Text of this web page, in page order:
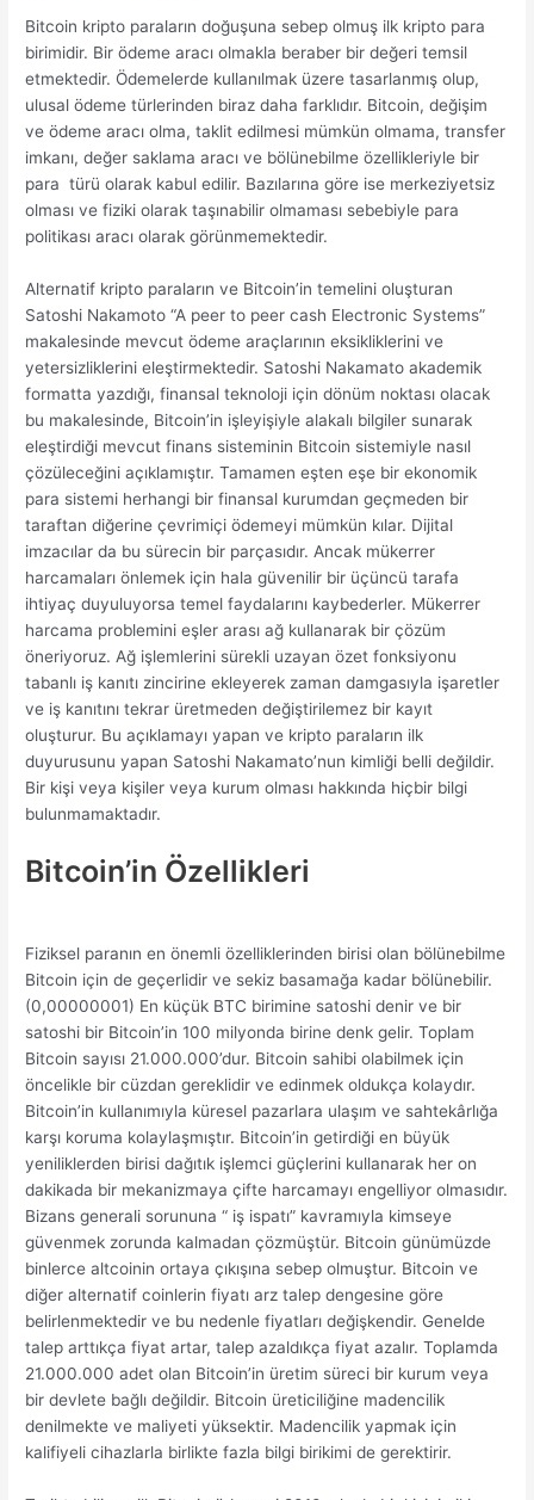
Bitcoin kripto paraların doğuşuna sebep olmuş ilk kripto para
birimidir. Bir ödeme aracı olmakla beraber bir değeri temsil
etmektedir. Ödemelerde kullanılmak üzere tasarlanmış olup,
ulusal ödeme türlerinden biraz daha farklıdır. Bitcoin, değişim
ve ödeme aracı olma, taklit edilmesi mümkün olmama, transfer
imkanı, değer saklama aracı ve bölünebilme özellikleriyle bir
para türü olarak kabul edilir. Bazılarına göre ise merkeziyetsiz
olması ve fiziki olarak taşınabilir olmaması sebebiyle para
politikası aracı olarak görünmemektedir.
Alternatif kripto paraların ve Bitcoin’in temelini oluşturan
Satoshi Nakamoto “A peer to peer cash Electronic Systems”
makalesinde mevcut ödeme araçlarının eksikliklerini ve
yetersizliklerini eleştirmektedir. Satoshi Nakamato akademik
formatta yazdığı, finansal teknoloji için dönüm noktası olacak
bu makalesinde, Bitcoin’in işleyişiyle alakalı bilgiler sunarak
eleştirdiği mevcut finans sisteminin Bitcoin sistemiyle nasıl
çözüleceğini açıklamıştır. Tamamen eşten eşe bir ekonomik
para sistemi herhangi bir finansal kurumdan geçmeden bir
taraftan diğerine çevrimiçi ödemeyi mümkün kılar. Dijital
imzacılar da bu sürecin bir parçasıdır. Ancak mükerrer
harcamaları önlemek için hala güvenilir bir üçüncü tarafa
ihtiyaç duyuluyorsa temel faydalarını kaybederler. Mükerrer
harcama problemini eşler arası ağ kullanarak bir çözüm
öneriyoruz. Ağ işlemlerini sürekli uzayan özet fonksiyonu
tabanlı iş kanıtı zincirine ekleyerek zaman damgasıyla işaretler
ve iş kanıtını tekrar üretmeden değiştirilemez bir kayıt
oluşturur. Bu açıklamayı yapan ve kripto paraların ilk
duyurusunu yapan Satoshi Nakamato’nun kimliği belli değildir.
Bir kişi veya kişiler veya kurum olması hakkında hiçbir bilgi
bulunmamaktadır.
Bitcoin’in Özellikleri
Fiziksel paranın en önemli özelliklerinden birisi olan bölünebilme
Bitcoin için de geçerlidir ve sekiz basamağa kadar bölünebilir.
(0,00000001) En küçük BTC birimine satoshi denir ve bir
satoshi bir Bitcoin’in 100 milyonda birine denk gelir. Toplam
Bitcoin sayısı 21.000.000’dur. Bitcoin sahibi olabilmek için
öncelikle bir cüzdan gereklidir ve edinmek oldukça kolaydır.
Bitcoin’in kullanımıyla küresel pazarlara ulaşım ve sahtekârlığa
karşı koruma kolaylaşmıştır. Bitcoin’in getirdiği en büyük
yeniliklerden birisi dağıtık işlemci güçlerini kullanarak her on
dakikada bir mekanizmaya çifte harcamayı engelliyor olmasıdır.
Bizans generali sorununa “ iş ispatı” kavramıyla kimseye
güvenmek zorunda kalmadan çözmüştür. Bitcoin günümüzde
binlerce altcoinin ortaya çıkışına sebep olmuştur. Bitcoin ve
diğer alternatif coinlerin fiyatı arz talep dengesine göre
belirlenmektedir ve bu nedenle fiyatları değişkendir. Genelde
talep arttıkça fiyat artar, talep azaldıkça fiyat azalır. Toplamda
21.000.000 adet olan Bitcoin’in üretim süreci bir kurum veya
bir devlete bağlı değildir. Bitcoin üreticiliğine madencilik
denilmekte ve maliyeti yüksektir. Madencilik yapmak için
kalifiyeli cihazlarla birlikte fazla bilgi birikimi de gerektirir.